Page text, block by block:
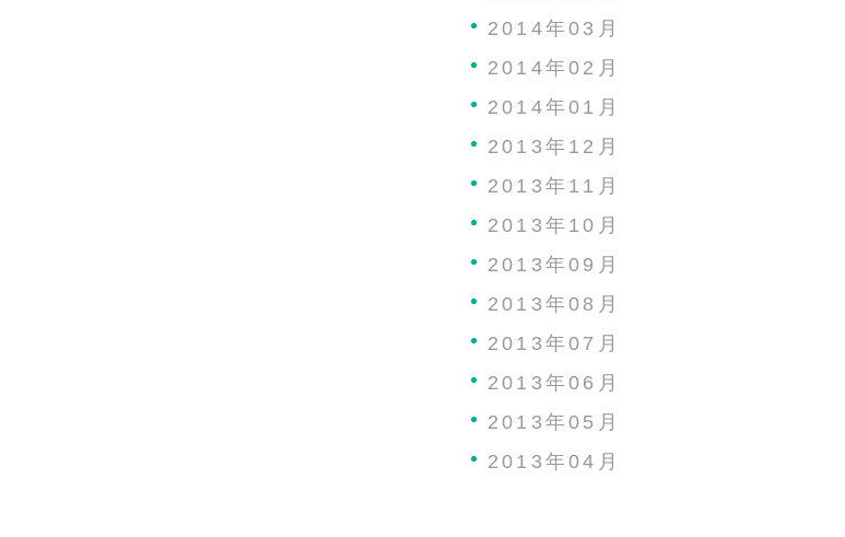
2014年03月
2014年02月
2014年01月
2013年12月
2013年11月
2013年10月
2013年09月
2013年08月
2013年07月
2013年06月
2013年05月
2013年04月